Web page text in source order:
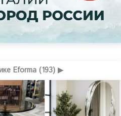
Eforma (193) ▶